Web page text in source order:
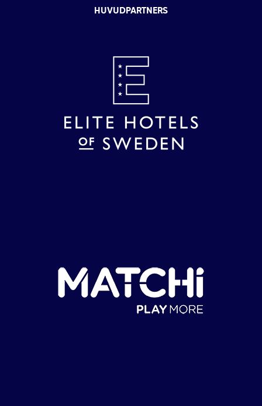
HUVUDPARTNERS